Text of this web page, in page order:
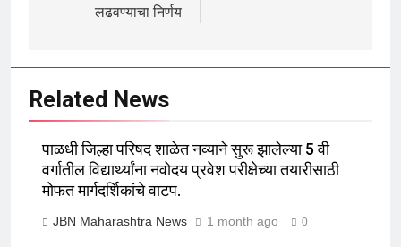
लढवण्याचा निर्णय
Related News
पाळधी जिल्हा परिषद शाळेत नव्याने सुरू झालेल्या 5 वी
वर्गातील विद्यार्थ्यांना नवोदय प्रवेश परीक्षेच्या तयारीसाठी
मोफत मार्गदर्शिकांचे वाटप.
JBN Maharashtra News 1 month ago 0